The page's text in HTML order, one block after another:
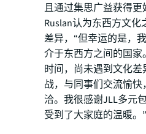
且通过集思广益获得更
Ruslan认为东西方文
差异，“但幸运的是，
介于东西方之间的国家
时间，尚未遇到文化
战，与同事们交流愉
洽。我很感谢JLL多元
受到了大家庭的温暖。”